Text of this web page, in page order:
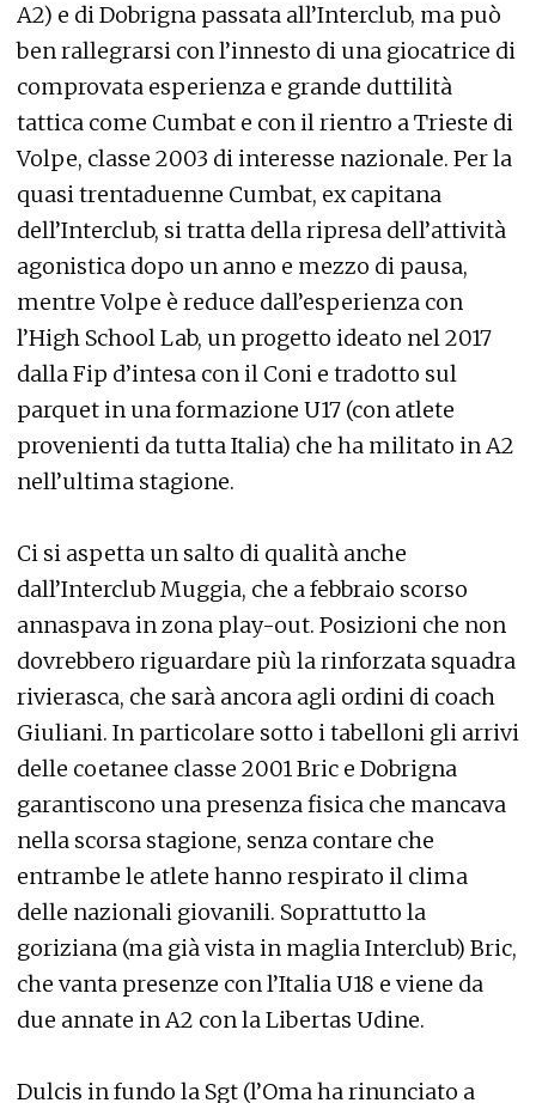
A2) e di Dobrigna passata all’Interclub, ma può
ben rallegrarsi con l’innesto di una giocatrice di
comprovata esperienza e grande duttilità
tattica come Cumbat e con il rientro a Trieste di
Volpe, classe 2003 di interesse nazionale. Per la
quasi trentaduenne Cumbat, ex capitana
dell’Interclub, si tratta della ripresa dell’attività
agonistica dopo un anno e mezzo di pausa,
mentre Volpe è reduce dall’esperienza con
l’High School Lab, un progetto ideato nel 2017
dalla Fip d’intesa con il Coni e tradotto sul
parquet in una formazione U17 (con atlete
provenienti da tutta Italia) che ha militato in A2
nell’ultima stagione.
Ci si aspetta un salto di qualità anche
dall’Interclub Muggia, che a febbraio scorso
annaspava in zona play-out. Posizioni che non
dovrebbero riguardare più la rinforzata squadra
rivierasca, che sarà ancora agli ordini di coach
Giuliani. In particolare sotto i tabelloni gli arrivi
delle coetanee classe 2001 Bric e Dobrigna
garantiscono una presenza fisica che mancava
nella scorsa stagione, senza contare che
entrambe le atlete hanno respirato il clima
delle nazionali giovanili. Soprattutto la
goriziana (ma già vista in maglia Interclub) Bric,
che vanta presenze con l’Italia U18 e viene da
due annate in A2 con la Libertas Udine.
Dulcis in fundo la Sgt (l’Oma ha rinunciato a